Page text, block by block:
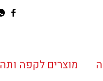
מוצרים לקפה ותה